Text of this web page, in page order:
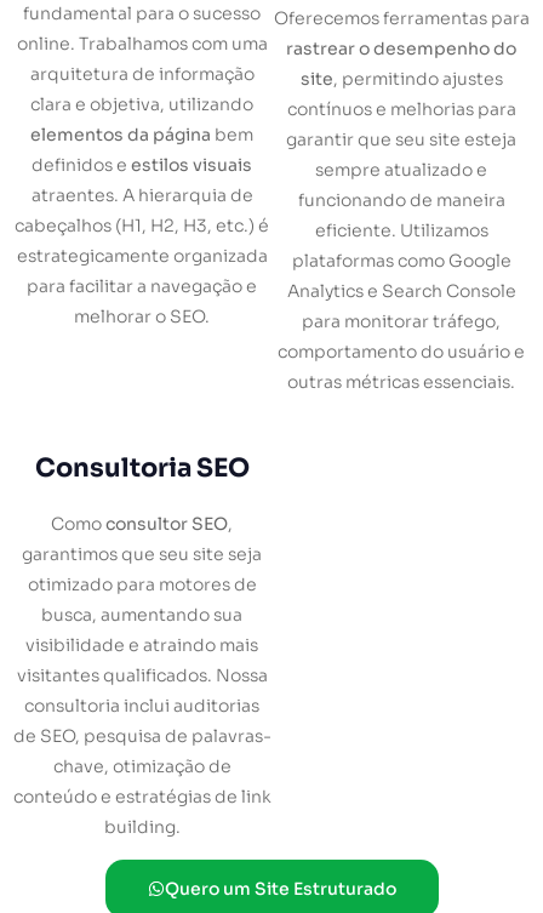
fundamental para o sucesso
online. Trabalhamos com uma
arquitetura de informação
clara e objetiva, utilizando
elementos da página bem
definidos e estilos visuais
atraentes. A hierarquia de
cabeçalhos (H1, H2, H3, etc.) é
estrategicamente organizada
para facilitar a navegação e
melhorar o SEO.
Oferecemos ferramentas para
rastrear o desempenho do
site, permitindo ajustes
contínuos e melhorias para
garantir que seu site esteja
sempre atualizado e
funcionando de maneira
eficiente. Utilizamos
plataformas como Google
Analytics e Search Console
para monitorar tráfego,
comportamento do usuário e
outras métricas essenciais.
Consultoria SEO
Comoconsultor SEO,
garantimos que seu site seja
otimizado para motores de
busca, aumentando sua
visibilidade e atraindo mais
visitantes qualificados. Nossa
consultoria inclui auditorias
de SEO, pesquisa de palavras-
chave, otimização de
conteúdo e estratégias de link
building.
Quero um Site Estruturado